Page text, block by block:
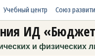
Учебный центр Союз
ИД
и физических